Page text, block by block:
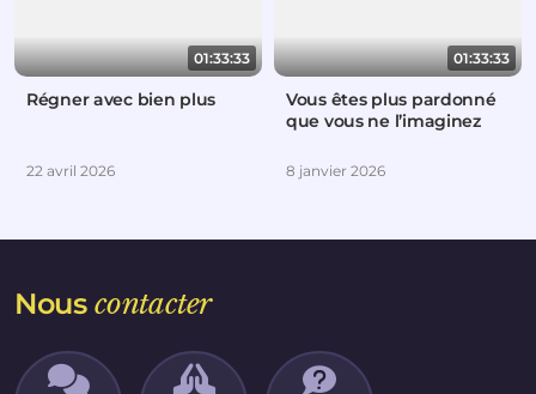
01:33:33
Régner avec bien plus
22 avril 2026
01:33:33
Vous êtes plus pardonné
que vous ne l’imaginez
8 janvier 2026
Nouscontacter